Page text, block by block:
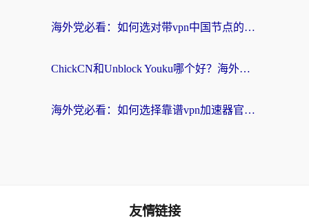
海外党必看：如何选对带vpn中国节点的加速器？无缝访问国内资源全攻略
ChickCN和Unblock Youku哪个好？海外党亲测4款热门回国加速器，附避坑指南
海外党必看：如何选择靠谱vpn加速器官网？轻松解决国内APP地区限制
友情链接